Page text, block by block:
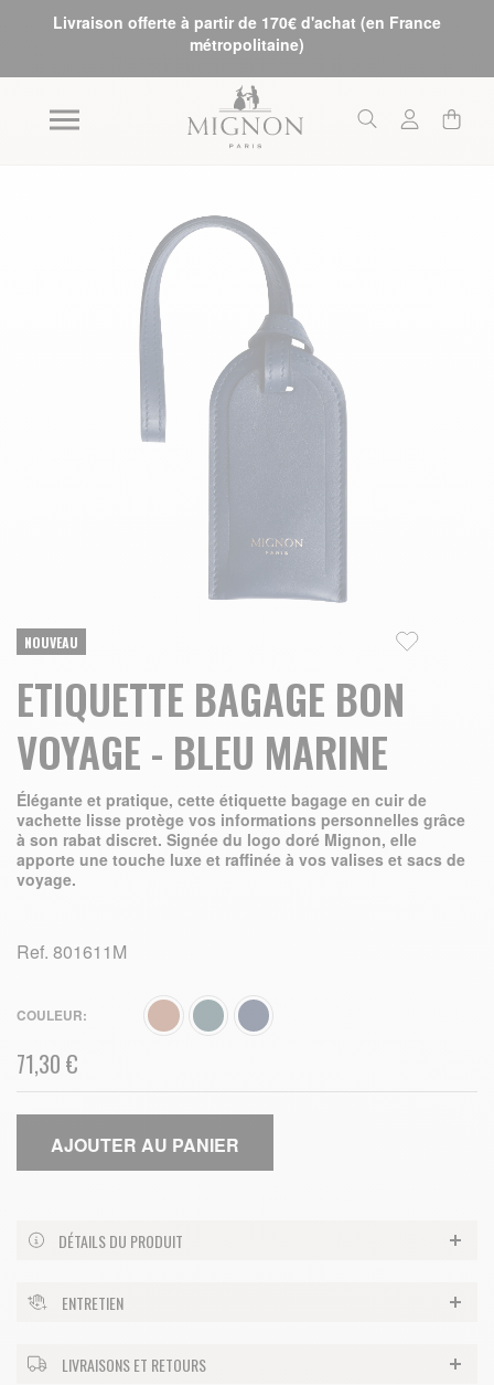
Livraison offerte à partir de 170€ d'achat (en France
métropolitaine)
Skip to the end of the images gallery
NOUVEAU
ETIQUETTE BAGAGE BON
VOYAGE - BLEU MARINE
Élégante et pratique, cette étiquette bagage en cuir de
vachette lisse protège vos informations personnelles grâce
à son rabat discret. Signée du logo doré Mignon, elle
apporte une touche luxe et raffinée à vos valises et sacs de
voyage.
Ref. 801611M
COULEUR
71,30 €
AJOUTER AU PANIER
DÉTAILS DU PRODUIT
ENTRETIEN
LIVRAISONS ET RETOURS